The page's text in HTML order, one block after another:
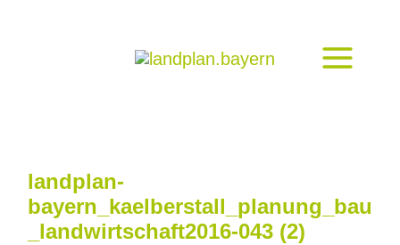
landplan-
bayern_kaelberstall_planung_bau
_landwirtschaft2016-043 (2)